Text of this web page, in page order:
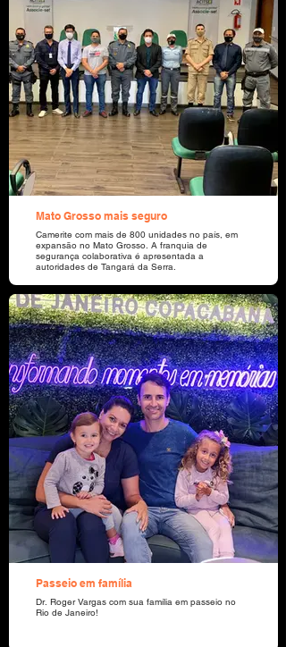
Mato Grosso mais seguro
Camerite com mais de 800 unidades no país, em
expansão no Mato Grosso. A franquia de
segurança colaborativa é apresentada a
autoridades de Tangará da Serra.
Passeio em família
Dr. Roger Vargas com sua família em passeio no
Rio de Janeiro!